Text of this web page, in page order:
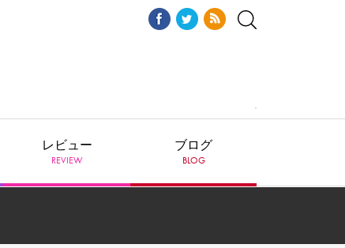
レビュー
REVIEW
ブログ
BLOG